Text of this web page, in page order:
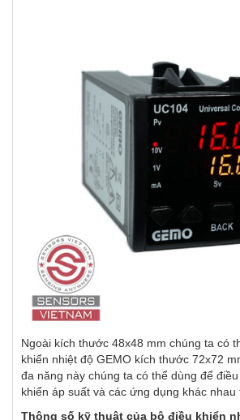
Ngoài kích thước 48x48 mm chúng ta có
khiển nhiệt độ GEMO kích thước 72x72
đa năng này chúng ta có thể dùng để
khiển áp suất và các ứng dụng khác nhau
Thông số kỹ thuật của bộ điều khiển